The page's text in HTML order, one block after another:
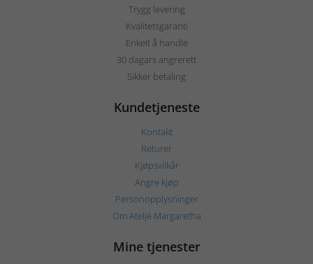
Trygg levering
Kvalitetsgaranti
Enkelt å handle
30 dagars angrerett
Sikker betaling
Kundetjeneste
Kontakt
Returer
Kjøpsvilkår
Angre kjøp
Personopplysninger
Om Ateljé Margaretha
Mine tjenester